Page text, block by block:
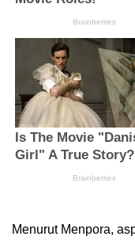
Menurut Menpora,